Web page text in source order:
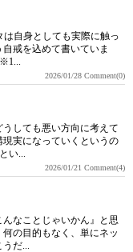
は自身としても実際に触っ
戒を込めて書いていま
2026/01/28 Comment(0)
しても悪い方向に考えて
実になっていくというの
い...
2026/01/21 Comment(4)
んなことじゃいかん』と思
の目的もなく、単にネッ
うだ...